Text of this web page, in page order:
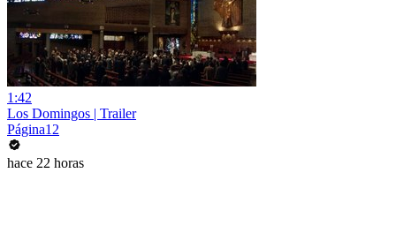
1:42
Los Domingos | Trailer
Página12
hace 22 horas